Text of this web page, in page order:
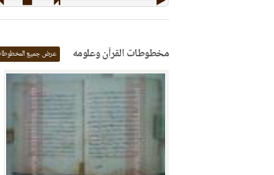
مخطوطات القرآن وعلومه عرض جميع